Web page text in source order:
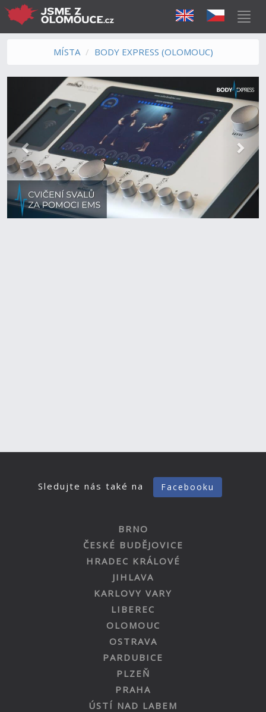
MÍSTA BODY EXPRESS (OLOMOUC)
Předchozí Další
Sledujte nás také na Facebooku
BRNO
ČESKÉ BUDĚJOVICE
HRADEC KRÁLOVÉ
JIHLAVA
KARLOVY VARY
LIBEREC
OLOMOUC
OSTRAVA
PARDUBICE
PLZEŇ
PRAHA
ÚSTÍ NAD LABEM